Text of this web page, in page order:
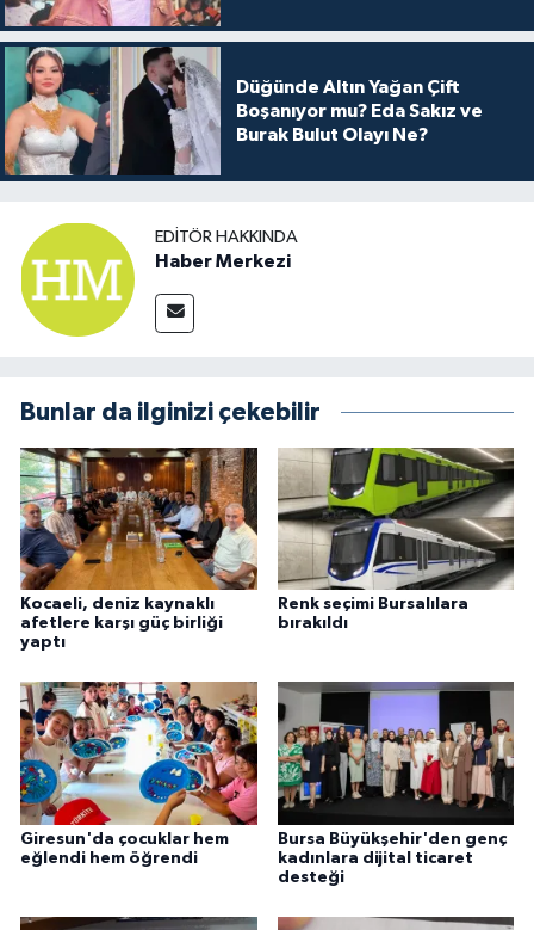
Düğünde Altın Yağan Çift
Boşanıyor mu? Eda Sakız ve
Burak Bulut Olayı Ne?
EDITÖR HAKKINDA
Haber Merkezi
Bunlar da ilginizi çekebilir
Kocaeli, deniz kaynaklı
afetlere karşı güç birliği
yaptı
Renk seçimi Bursalılara
bırakıldı
Giresun'da çocuklar hem
eğlendi hem öğrendi
Bursa Büyükşehir'den genç
kadınlara dijital ticaret
desteği